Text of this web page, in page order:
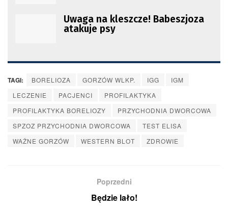
Uwaga na kleszcze! Babeszjoza
atakuje psy
TAGI: BORELIOZA GORZÓW WLKP. IGG
IGM
LECZENIE
PACJENCI
PROFILAKTYKA
PROFILAKTYKA BORELIOZY
PRZYCHODNIA DWORCOWA
SPZOZ PRZYCHODNIA DWORCOWA
TEST ELISA
WAŻNE GORZÓW
WESTERN BLOT ZDROWIE
Poprzedni
Będzie lało!